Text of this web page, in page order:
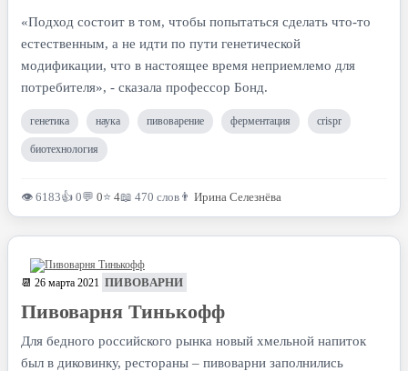
«Подход состоит в том, чтобы попытаться сделать что-то
естественным, а не идти по пути генетической
модификации, что в настоящее время неприемлемо для
потребителя», - сказала профессор Бонд.
генетика наука пивоварение ферментация crispr
биотехнология
👁 6183👍 0💬 0⭐ 4📖 470 слов 👨 Ирина Селезнёва
📆 26 марта 2021 ПИВОВАРНИ
Пивоварня Тинькофф
Для бедного российского рынка новый хмельной напиток
был в диковинку, рестораны – пивоварни заполнились